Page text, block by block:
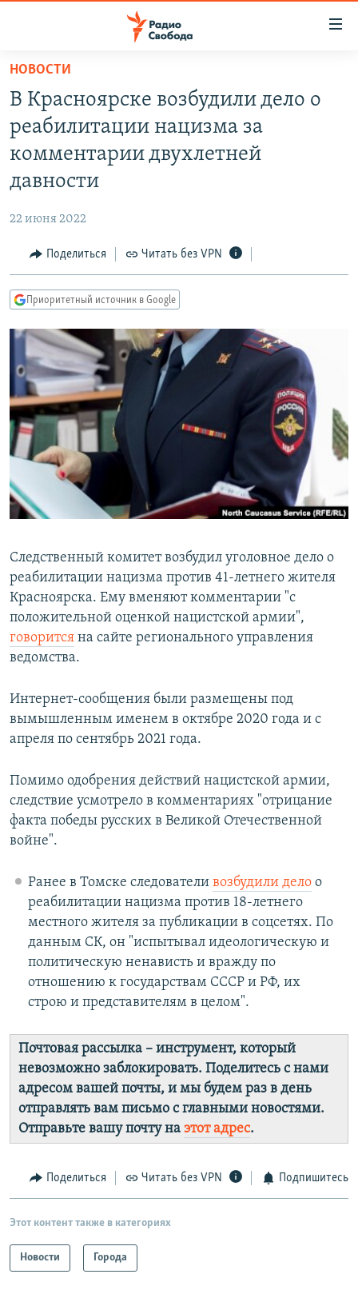
упрощенного
доступа
Вернуться
основному
содержанию
навигации
Вернутся
ПОДКАСТЫ
АВТОРСКИЕ ПРОЕКТЫ
IDEL.РЕАЛИИ
КАВКАЗ.РЕАЛИИ
СИБИРЬ.РЕАЛИИ
РАСПИСАНИЕ ВЕЩАНИЯ
ПОДПИШИТЕСЬ НА РАССЫЛКУ
СОЦИАЛЬНЫЕ СЕТИ
Все сайты РСЕ/РС
НОВОСТИ
В Красноярске возбудили дело о
реабилитации нацизма за
комментарии двухлетней
давности
22 июня 2022
Поделиться Читать без VPN
Приоритетный источник в Google
Следственный комитет возбудил уголовное дело о
реабилитации нацизма против 41-летнего жителя
Красноярска. Ему вменяют комментарии "с
положительной оценкой нацистской армии",
говорится на сайте регионального управления
ведомства.
Интернет-сообщения были размещены под
вымышленным именем в октябре 2020 года и с
апреля по сентябрь 2021 года.
Помимо одобрения действий нацистской армии,
следствие усмотрело в комментариях "отрицание
факта победы русских в Великой Отечественной
войне".
Ранее в Томске следователи возбудили делоо
реабилитации нацизма против 18-летнего
местного жителя за публикации в соцсетях. По
данным СК, он "испытывал идеологическую и
политическую ненависть и вражду по
отношению к государствам СССР и РФ, их
строю и представителям в целом".
Почтовая рассылка – инструмент, который
невозможно заблокировать. Поделитесь с нами
адресом вашей почты, и мы будем раз в день
отправлять вам письмо с главными новостями.
Отправьте вашу почту на этот адрес.
Поделиться Читать без VPN Подпишитесь
Этот контент также в категориях
Новости Города